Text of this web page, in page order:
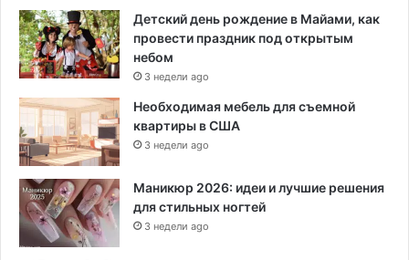
Детский день рождение в Майами, как
провести праздник под открытым
небом
3 недели ago
Необходимая мебель для съемной
квартиры в США
3 недели ago
Маникюр 2026: идеи и лучшие решения
для стильных ногтей
3 недели ago